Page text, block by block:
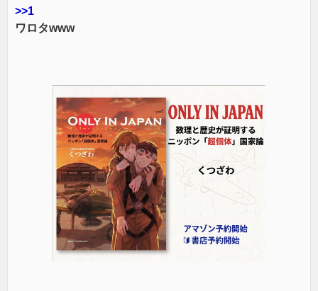
>>1
ワロタwww